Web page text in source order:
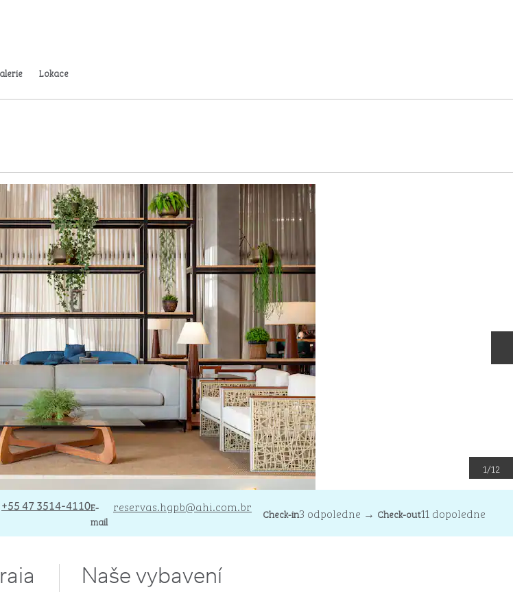
Lokace
1/12
+55 47 3514-4110E-
mail
Emailreservas.hgpb@ahi.com.br Check-in3 odpoledne → Check-out11 dopoledne
Naše vybavení